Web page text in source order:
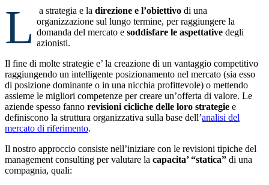
L a strategia e la direzione e l’obiettivo di una
organizzazione sul lungo termine, per raggiungere la
domanda del mercato e soddisfare le aspettative degli
azionisti.
Il fine di molte strategie e’ la creazione di un vantaggio competitivo
raggiungendo un intelligente posizionamento nel mercato (sia esso
di posizione dominante o in una nicchia profittevole) o mettendo
assieme le migliori competenze per creare un’offerta di valore. Le
aziende spesso fanno revisioni cicliche delle loro strategie e
definiscono la struttura organizzativa sulla base dell’analisi del
mercato di riferimento.
Il nostro approccio consiste nell’iniziare con le revisioni tipiche del
management consulting per valutare la capacita’ “statica” di una
compagnia, quali: